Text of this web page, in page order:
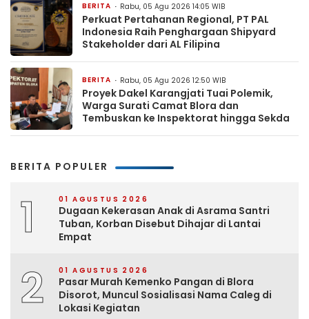
BERITA Rabu, 05 Agu 2026 14:05 WIB
Perkuat Pertahanan Regional, PT PAL
Indonesia Raih Penghargaan Shipyard
Stakeholder dari AL Filipina
BERITA Rabu, 05 Agu 2026 12:50 WIB
Proyek Dakel Karangjati Tuai Polemik,
Warga Surati Camat Blora dan
Tembuskan ke Inspektorat hingga Sekda
BERITA POPULER
1 01 AGUSTUS 2026
Dugaan Kekerasan Anak di Asrama Santri
Tuban, Korban Disebut Dihajar di Lantai
Empat
2 01 AGUSTUS 2026
Pasar Murah Kemenko Pangan di Blora
Disorot, Muncul Sosialisasi Nama Caleg di
Lokasi Kegiatan